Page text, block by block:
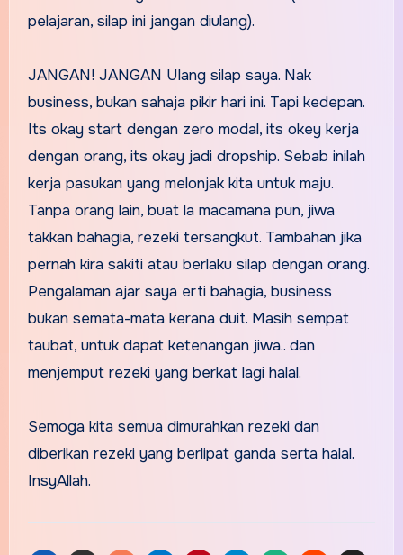
pelajaran, silap ini jangan diulang).
JANGAN! JANGAN Ulang silap saya. Nak
business, bukan sahaja pikir hari ini. Tapi kedepan.
Its okay start dengan zero modal, its okey kerja
dengan orang, its okay jadi dropship. Sebab inilah
kerja pasukan yang melonjak kita untuk maju.
Tanpa orang lain, buat la macamana pun, jiwa
takkan bahagia, rezeki tersangkut. Tambahan jika
pernah kira sakiti atau berlaku silap dengan orang.
Pengalaman ajar saya erti bahagia, business
bukan semata-mata kerana duit. Masih sempat
taubat, untuk dapat ketenangan jiwa.. dan
menjemput rezeki yang berkat lagi halal.
Semoga kita semua dimurahkan rezeki dan
diberikan rezeki yang berlipat ganda serta halal.
InsyAllah.